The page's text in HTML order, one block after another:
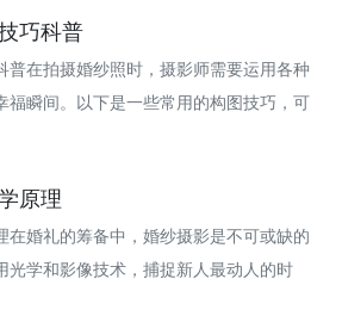
巧科普
普在拍摄婚纱照时，摄影师需要运用各种
福瞬间。以下是一些常用的构图技巧，可
原理
在婚礼的筹备中，婚纱摄影是不可或缺的
光学和影像技术，捕捉新人最动人的时